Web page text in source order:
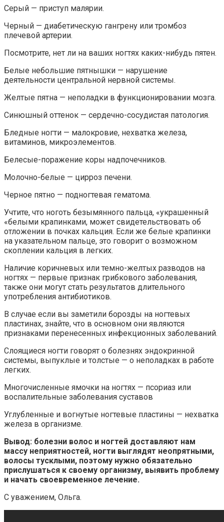
Серый — приступ малярии.
Черный — диабетическую гангрену или тромбоз
плечевой артерии.
Посмотрите, нет ли на ваших ногтях каких-нибудь пятен.
Белые небольшие пятнышки — нарушение
деятельности центральной нервной системы.
Желтые пятна — неполадки в функционировании мозга.
Синюшный оттенок — сердечно-сосудистая патология.
Бледные ногти — малокровие, нехватка железа,
витаминов, микроэлементов.
Белесые-поражение коры надпочечников.
Молочно-белые — цирроз печени.
Черное пятно — подногтевая гематома.
Учтите, что ноготь безымянного пальца, «украшенный
«белыми крапинками, может свидетельствовать об
отложении в почках кальция. Если же белые крапинки
на указательном пальце, это говорит о возможном
скоплении кальция в легких.
Наличие коричневых или темно-желтых разводов на
ногтях — первые признак грибкового заболевания,
также они могут стать результатов длительного
употребления антибиотиков.
В случае если вы заметили борозды на ногтевых
пластинах, знайте, что в основном они являются
признаками перенесенных инфекционных заболеваний.
Слоящиеся ногти говорят о болезнях эндокринной
системы, выпуклые и толстые — о неполадках в работе
легких.
Многочисленные ямочки на ногтях — псориаз или
воспалительные заболевания суставов
Углубленные и вогнутые ногтевые пластины — нехватка
железа в организме.
Вывод: болезни волос и ногтей доставляют нам
массу неприятностей, ногти выглядят неопрятными,
волосы тусклыми, поэтому нужно обязательно
прислушаться к своему организму, выявить проблему
и начать своевременное лечение.
С уважением, Ольга.